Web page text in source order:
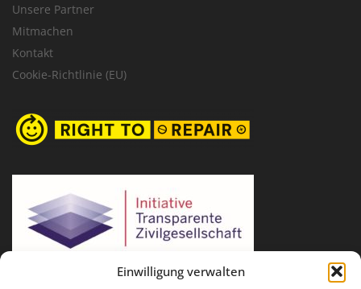
Einwilligung verwalten
Unsere Partner
Mitmachen
Kontakt
Cookie-Richtlinie (EU)